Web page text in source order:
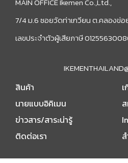
MAIN OFFICE Ikemen Co.,Ltd.,
7/4 ม.6 ซอยวัดท่าเกวียน ต.คลองข่อ
เลขประจำตัวผู้เสียภาษี
สินค้า
นายแบบอิคิเมน
ข่าวสาร/สาระน่ารู้
ติดต่อเรา